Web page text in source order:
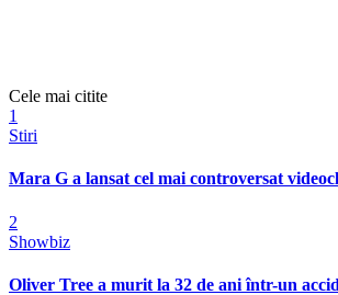
Cele mai citite
1
Stiri
Mara G a lansat cel mai controversat
2
Showbiz
Oliver Tree a murit la 32 de ani într-un